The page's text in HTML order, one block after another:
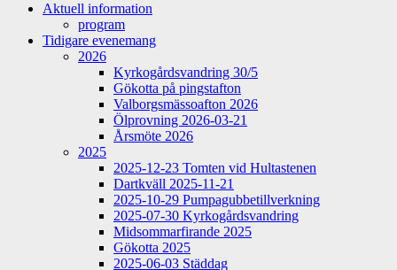
Aktuell information
program
Tidigare evenemang
2026
Kyrkogårdsvandring 30/5
Gökotta på pingstafton
Valborgsmässoafton 2026
Ölprovning 2026-03-21
Årsmöte 2026
2025
2025-12-23 Tomten vid Hultastenen
Dartkväll 2025-11-21
2025-10-29 Pumpagubbetillverkning
2025-07-30 Kyrkogårdsvandring
Midsommarfirande 2025
Gökotta 2025
2025-06-03 Städdag